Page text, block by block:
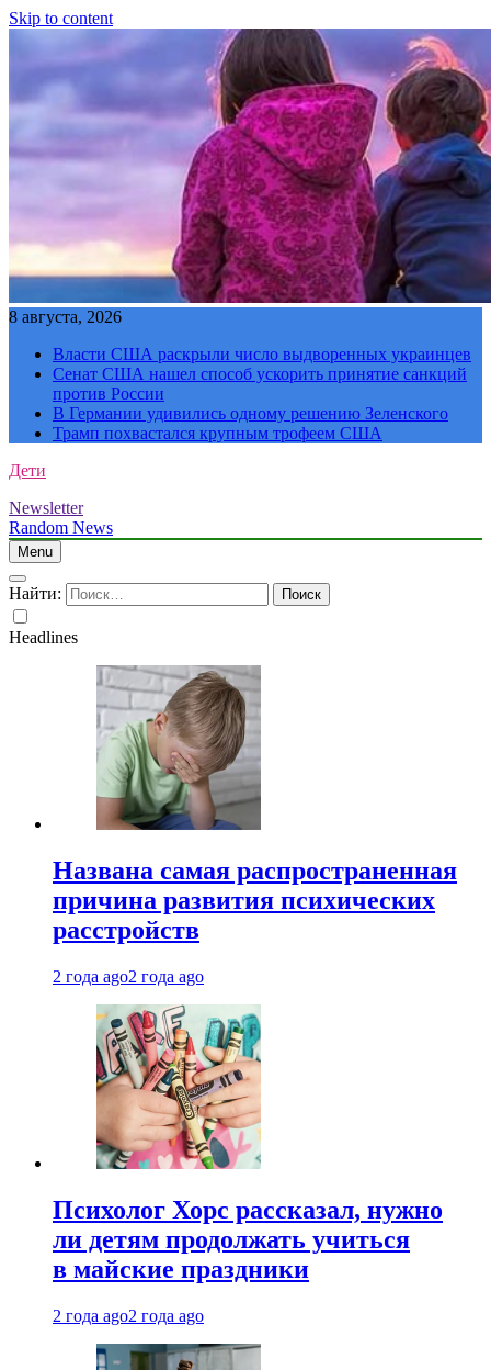
Skip to content
8 августа, 2026
Власти США раскрыли число выдворенных украинцев
Сенат США нашел способ ускорить принятие санкций
против России
В Германии удивились одному решению Зеленского
Трамп похвастался крупным трофеем США
Дети
Newsletter
Random News
Menu
Найти:
Headlines
Названа самая распространенная
причина развития психических
расстройств
2 года ago2 года ago
Психолог Хорс рассказал, нужно
ли детям продолжать учиться
в майские праздники
2 года ago2 года ago